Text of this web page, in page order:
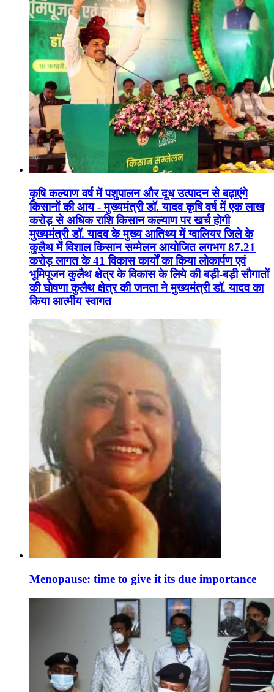
कृषि कल्याण वर्ष में पशुपालन और दूध उत्पादन से बढ़ाएंगे
किसानों की आय - मुख्यमंत्री डॉ. यादव कृषि वर्ष में एक लाख
करोड़ से अधिक राशि किसान कल्याण पर खर्च होगी
मुख्यमंत्री डॉ. यादव के मुख्य आतिथ्य में ग्वालियर जिले के
कुलैथ में विशाल किसान सम्मेलन आयोजित लगभग 87.21
करोड़ लागत के 41 विकास कार्यों का किया लोकार्पण एवं
भूमिपूजन कुलैथ क्षेत्र के विकास के लिये की बड़ी-बड़ी सौगातों
की घोषणा कुलैथ क्षेत्र की जनता ने मुख्यमंत्री डॉ. यादव का
किया आत्मीय स्वागत
Menopause: time to give it its due importance